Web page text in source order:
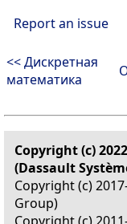
Report an issue
<< Дискретная
математика
Copyright (c)
(Dassault
Copyright (c)
Group)